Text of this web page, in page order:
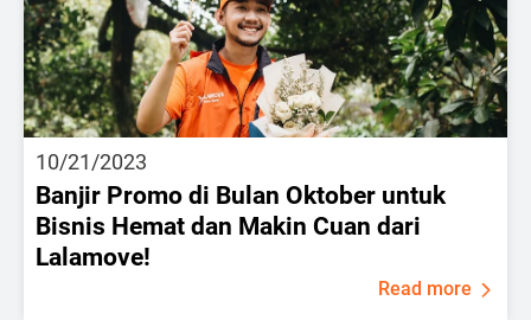
10/21/2023
Banjir Promo di Bulan Oktober untuk
Bisnis Hemat dan Makin Cuan dari
Lalamove!
Read more